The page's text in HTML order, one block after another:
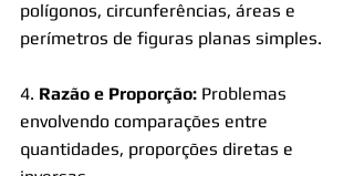
polígonos, circunferências, áreas e
perímetros de figuras planas simples.
4. Razão e Proporção: Problemas
envolvendo comparações entre
quantidades, proporções diretas e